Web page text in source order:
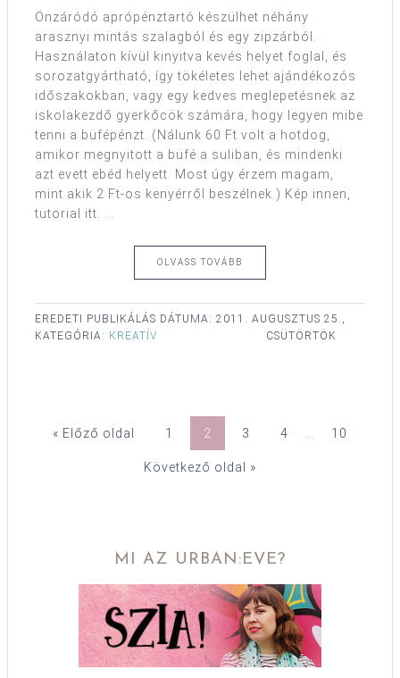
Önzáródó aprópénztartó készülhet néhány
arasznyi mintás szalagból és egy zipzárból.
Használaton kívül kinyitva kevés helyet foglal, és
sorozatgyártható, így tökéletes lehet ajándékozós
időszakokban, vagy egy kedves meglepetésnek az
iskolakezdő gyerkőcök számára, hogy legyen mibe
tenni a büfépénzt. (Nálunk 60 Ft volt a hotdog,
amikor megnyitott a büfé a suliban, és mindenki
azt evett ebéd helyett. Most úgy érzem magam,
mint akik 2 Ft-os kenyérről beszélnek.) Kép innen,
tutorial itt. ...
OLVASS TOVÁBB
EREDETI PUBLIKÁLÁS DÁTUMA: 2011. AUGUSZTUS 25.,
CSÜTÖRTÖK
KATEGÓRIA: KREATÍV
« Előző oldal 1 2 3 4 10
Következő oldal »
MI AZ URBAN:EVE?